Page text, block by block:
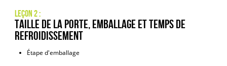
Leçon 2 :
Taille de la porte, emballage et temps de
refroidissement
Étape d'emballage